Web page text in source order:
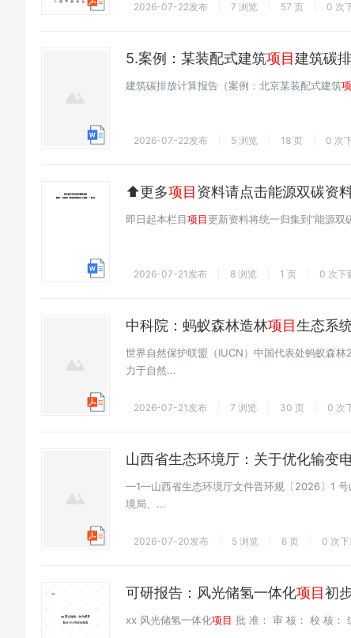
2026-07-22发布 7 浏览 57 页 0 次
5.案例：某装配式建筑项目建筑碳
建筑碳排放计算报告（案例：北京某装配式建筑
2026-07-22发布 5 浏览 18 页 0 次
⬆️更多项目资料请点击能源双碳资
即日起本栏目项目更新资料将统一归集到“能源双
2026-07-21发布 8 浏览 1 页 0 次下
中科院：蚂蚁森林造林项目生态系
世界自然保护联盟（IUCN）中国代表处蚂蚁森
力于自然...
2026-07-21发布 7 浏览 30 页 0 次
山西省生态环境厅：关于优化输变
—1—山西省生态环境厅文件晋环规〔2026〕1 号
境局、...
2026-07-20发布 5 浏览 6 页 0 次下
可研报告：风光储氢一体化项目初
xx 风光储氢一体化项目 批 准： 审 核： 校 核：